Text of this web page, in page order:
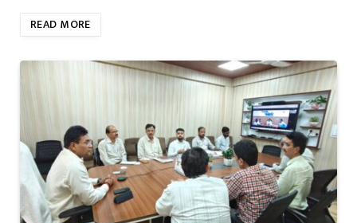
READ MORE